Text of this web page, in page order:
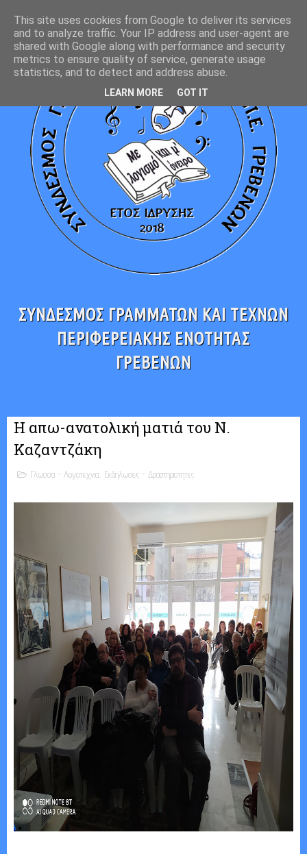
ΣΥΝΔΕΣΜΟΣ ΓΡΑΜΜΑΤΩΝ ΚΑΙ ΤΕΧΝΩΝ
ΠΕΡΙΦΕΡΕΙΑΚΗΣ ΕΝΟΤΗΤΑΣ
ΓΡΕΒΕΝΩΝ
Η απω-ανατολική ματιά του Ν.
Καζαντζάκη
Γλωσσα - Λογοτεχνια Εκδηλωσεις - Δραστηριοτητες
This site uses cookies from Google to deliver its services
and to analyze traffic. Your IP address and user-agent are
shared with Google along with performance and security
metrics to ensure quality of service, generate usage
statistics, and to detect and address abuse.
LEARN MORE GOT IT